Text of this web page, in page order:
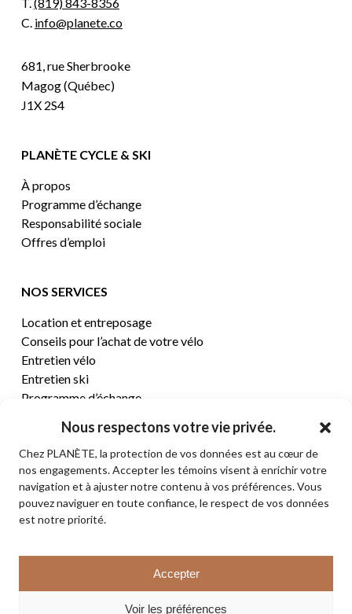
Nous respectons votre vie privée.
Chez PLANÈTE, la protection de vos données est au cœur de
nos engagements. Accepter les témoins visent à enrichir votre
navigation et à ajuster notre contenu à vos préférences. Vous
pouvez naviguer en toute confiance, le respect de vos données
est notre priorité.
Accepter
Voir les préférences
Sous-total: 0,00$
VOIR LE PANIER
C. info@planete.co
681, rue Sherbrooke
Magog (Québec)
J1X 2S4
PLANÈTE CYCLE & SKI
À propos
Programme d’échange
Responsabilité sociale
Offres d’emploi
NOS SERVICES
Location et entreposage
Conseils pour l’achat de votre vélo
Entretien vélo
Entretien ski
Programme d’échange
CENTRE D’AIDE
Termes et conditions de vente
Retours et remboursements
Politique de confidentialité
© 2026 PLANÈTE CYCLE & SKI. Tous droits réservés.